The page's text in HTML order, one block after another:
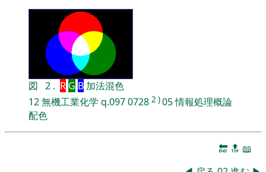
図 2 . R G B加法混色
12無機工業化学 q.0970728 2 )05情報処理概論
配色
🔚 🔝 📖